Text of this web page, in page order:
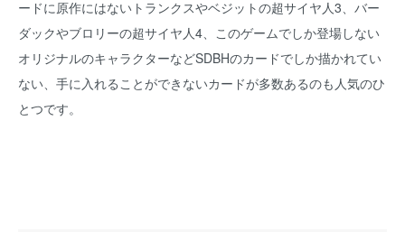
ードに原作にはないトランクスやベジットの超サイヤ人3、バー
ダックやブロリーの超サイヤ人4、このゲームでしか登場しない
オリジナルのキャラクターなどSDBHのカードでしか描かれてい
ない、手に入れることができないカードが多数あるのも人気のひ
とつです。